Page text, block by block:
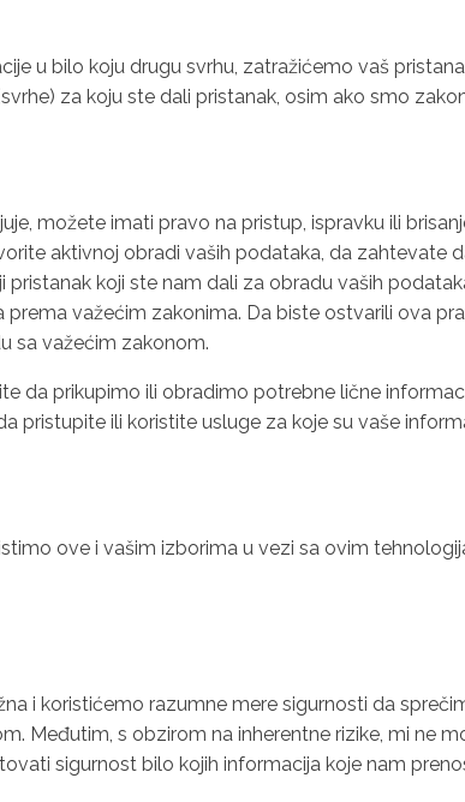
u bilo koju drugu svrhu, zatražićemo vaš
za koju ste dali pristanak, osim ako smo
možete imati pravo na pristup, ispravku ili
aktivnoj obradi vaših podataka, da zahtevate
koji ste nam dali za obradu vaših
važećim zakonima. Da biste ostvarili ova
sa važećim zakonom.
da prikupimo ili obradimo potrebne lične
pristupite ili koristite usluge za koje su vaše
ove i vašim izborima u vezi sa ovim
i koristićemo razumne mere sigurnosti da
Međutim, s obzirom na inherentne rizike, mi ne
sigurnost bilo kojih informacija koje nam